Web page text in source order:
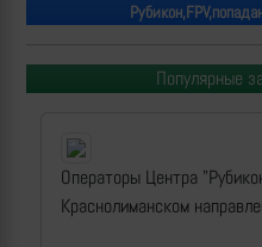
Популярные
Операторы Центра
Краснолиманском